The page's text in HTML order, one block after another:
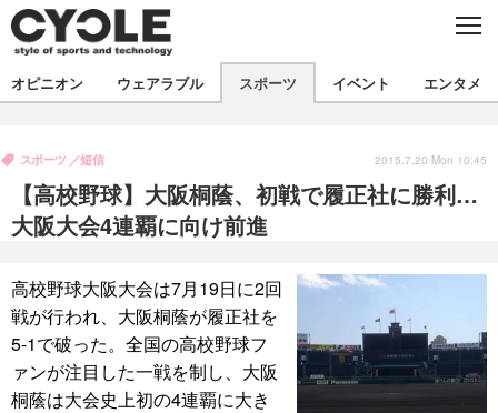
C
E
製品/用品
衣類
飲食
バックナンバー
コラム
インプレ
ボイス
デバイス
ビジネス
国内
スポーツ
選手
動画
試乗会
スポーツ
ツアー
文化
芸能
出版／映画
話題
ファッション
ライフ
社会
政治
オピニオン ウェアラブル スポーツ イベント エンタメ
【高校野球】大阪桐蔭、初戦で履正社に勝利…
大阪大会4連覇に向け前進
スポーツ 短信 2015.7.20 Mon 10:45
高校野球大阪大会は7月19日に2回
戦が行われ、大阪桐蔭が履正社を
5-1で破った。全国の高校野球フ
ァンが注目した一戦を制し、大阪
桐蔭は大会史上初の4連覇に大き